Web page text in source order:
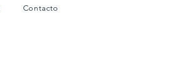
Contacto